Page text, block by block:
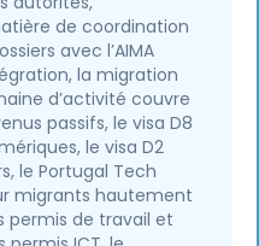
de coordination
avec l’AIMA
la migration
d’activité couvre
passifs, le visa D8
le visa D2
le Portugal Tech
migrants hautement
permis de travail et